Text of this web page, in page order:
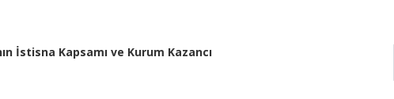
İstisna Kapsamı ve Kurum Kazancı